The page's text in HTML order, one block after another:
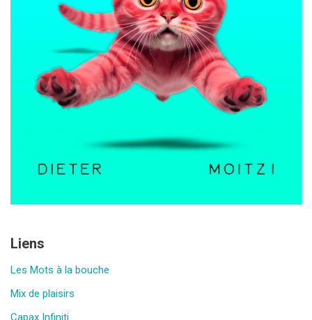
Liens
Les Mots à la bouche
Mix de plaisirs
Capax Infiniti